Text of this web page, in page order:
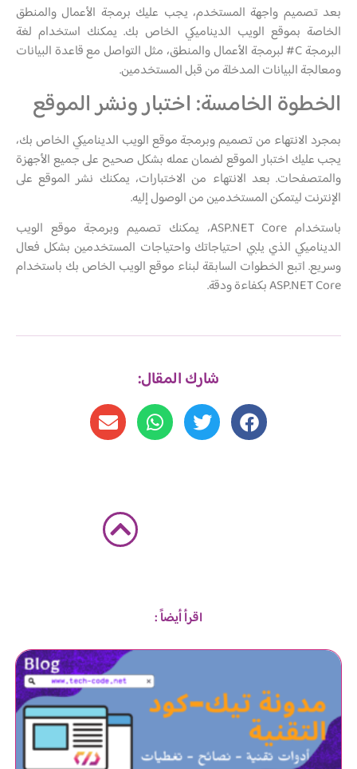
بعد تصميم واجهة المستخدم، يجب عليك برمجة الأعمال والمنطق
الخاصة بموقع الويب الديناميكي الخاص بك. يمكنك استخدام لغة
البرمجة C# لبرمجة الأعمال والمنطق، مثل التواصل مع قاعدة البيانات
ومعالجة البيانات المدخلة من قبل المستخدمين.
الخطوة الخامسة: اختبار ونشر الموقع
بمجرد الانتهاء من تصميم وبرمجة موقع الويب الديناميكي الخاص بك،
يجب عليك اختبار الموقع لضمان عمله بشكل صحيح على جميع الأجهزة
والمتصفحات. بعد الانتهاء من الاختبارات، يمكنك نشر الموقع على
الإنترنت ليتمكن المستخدمين من الوصول إليه.
باستخدام ASP.NET Core، يمكنك تصميم وبرمجة موقع الويب
الديناميكي الذي يلبي احتياجاتك واحتياجات المستخدمين بشكل فعال
وسريع. اتبع الخطوات السابقة لبناء موقع الويب الخاص بك باستخدام
ASP.NET Core بكفاءة ودقة.
شارك المقال:
اقرأ أيضاً :